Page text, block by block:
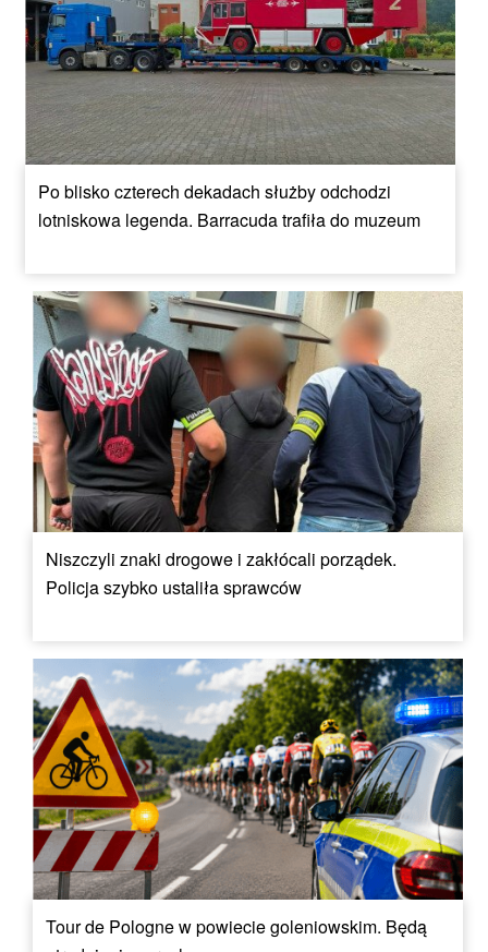
Po blisko czterech dekadach służby odchodzi
lotniskowa legenda. Barracuda trafiła do muzeum
Niszczyli znaki drogowe i zakłócali porządek.
Policja szybko ustaliła sprawców
Tour de Pologne w powiecie goleniowskim. Będą